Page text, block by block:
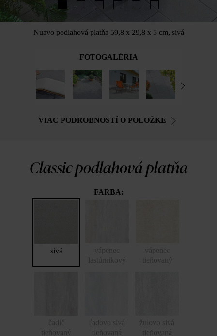
Nuavo podlahová platňa 59,8 x 29,8 x 5 cm, sivá
FOTOGALÉRIA
VIAC PODROBNOSTÍ O POLOŽKE
Classic podlahová platňa
FARBA:
sivá